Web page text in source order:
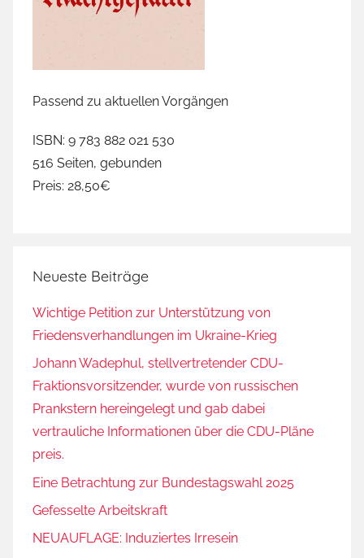
Passend zu aktuellen Vorgängen
ISBN: 9 783 882 021 530
516 Seiten, gebunden
Preis: 28,50€
Neueste Beiträge
Wichtige Petition zur Unterstützung von
Friedensverhandlungen im Ukraine-Krieg
Johann Wadephul, stellvertretender CDU-
Fraktionsvorsitzender, wurde von russischen
Prankstern hereingelegt und gab dabei
vertrauliche Informationen über die CDU-Pläne
preis.
Eine Betrachtung zur Bundestagswahl 2025
Gefesselte Arbeitskraft
NEUAUFLAGE: Induziertes Irresein